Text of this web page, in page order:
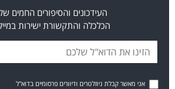
העידכונים והסיפורים החמים
הכלכלה והתקשורת ישירות
אני מאשר קבלת ניוזלטרים ודיוורים פרסומיים בדוא"ל